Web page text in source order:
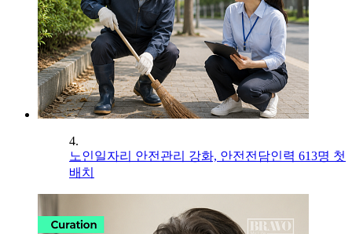
4.
노인일자리 안전관리 강화, 안전전담인력 613명 첫
배치